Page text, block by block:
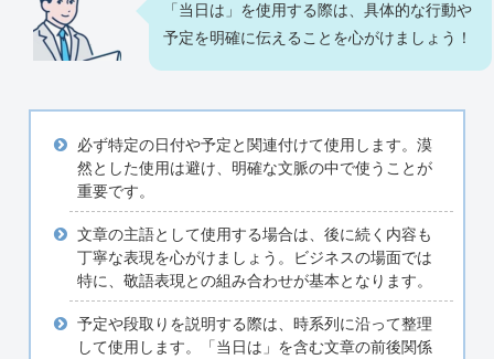
「当日は」を使用する際は、具体的な行動や
予定を明確に伝えることを心がけましょう！
必ず特定の日付や予定と関連付けて使用します。漠
然とした使用は避け、明確な文脈の中で使うことが
重要です。
文章の主語として使用する場合は、後に続く内容も
丁寧な表現を心がけましょう。ビジネスの場面では
特に、敬語表現との組み合わせが基本となります。
予定や段取りを説明する際は、時系列に沿って整理
して使用します。「当日は」を含む文章の前後関係